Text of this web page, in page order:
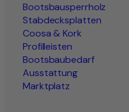
Bootsbausperrholz
Stabdecksplatten
Coosa & Kork
Profilleisten
Bootsbaubedarf
Ausstattung
Marktplatz